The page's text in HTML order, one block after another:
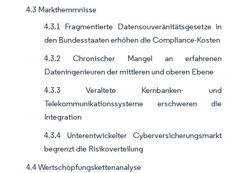
4.3 Markthemmnisse
4.3.1 Fragmentierte Datensouveränitätsgesetze in
den Bundesstaaten erhöhen die Compliance-Kosten
4.3.2 Chronischer Mangel an erfahrenen
Dateningenieuren der mittleren und oberen Ebene
4.3.3 Veraltete Kernbanken- und
Telekommunikationssysteme erschweren die
Integration
4.3.4 Unterentwickelter Cyberversicherungsmarkt
begrenzt die Risikoverteilung
4.4 Wertschöpfungskettenanalyse